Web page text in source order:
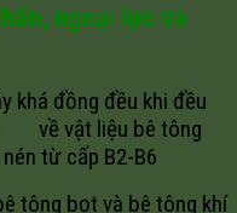
ngoại lực và
khá đồng đều khi đều
về vật liệu bê tông
từ cấp B2-B6
tông bọt và bê tông khí